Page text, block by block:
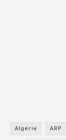
Algérie ARP